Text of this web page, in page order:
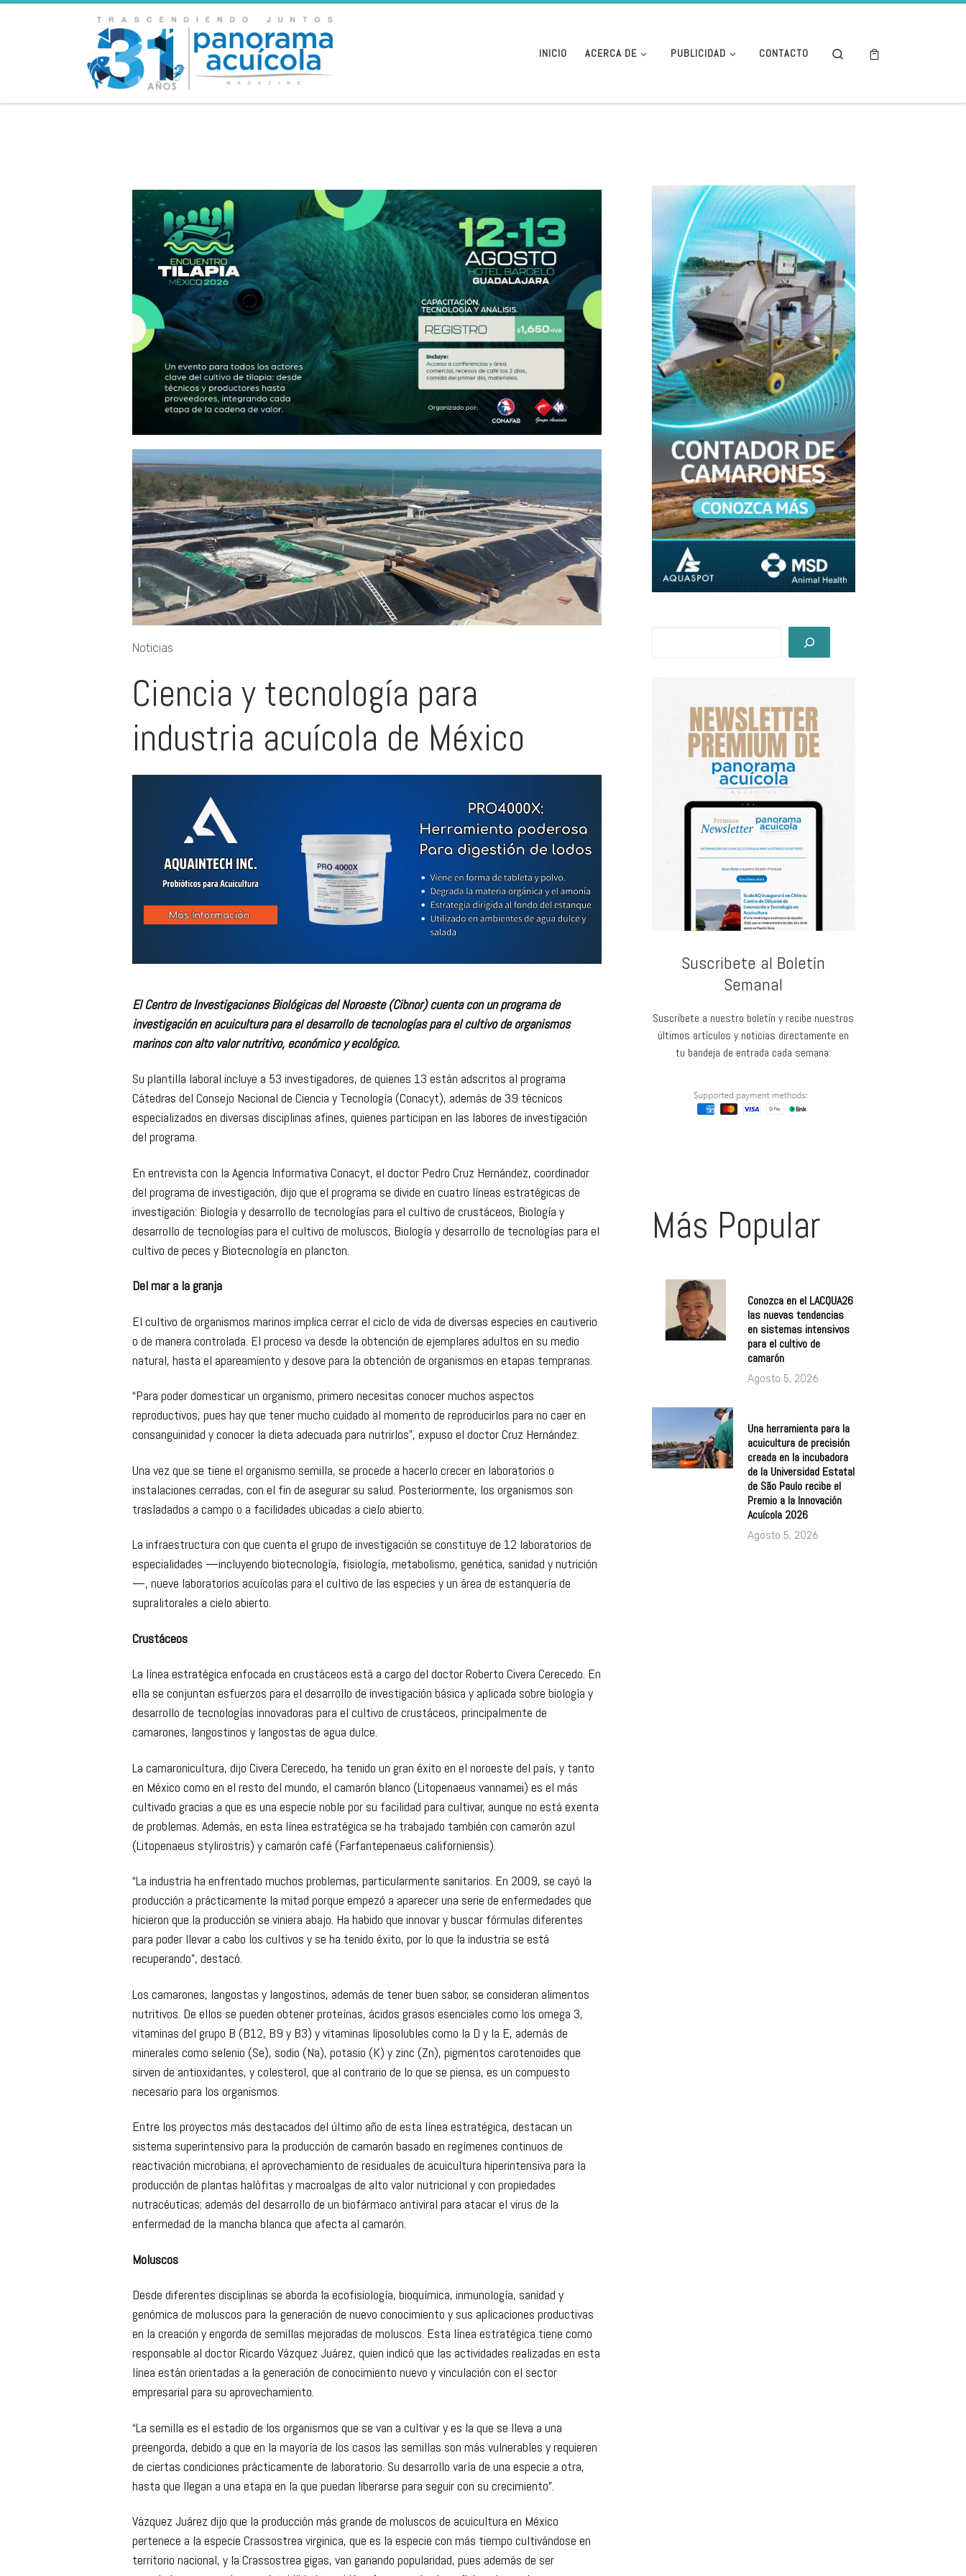
INICIO ACERCA DE PUBLICIDAD CONTACTO Search
Ciencia y tecnología para
industria acuícola de México
El Centro de Investigaciones Biológicas del Noroeste (Cibnor) cuenta con un programa de
marinos con alto valor nutritivo, económico y ecológico.
Su plantilla laboral incluye a 53 investigadores, de quienes 13 están adscritos al programa
Cátedras del Consejo Nacional de Ciencia y Tecnología (Conacyt), además de 39 técnicos
del programa.
En entrevista con la Agencia Informativa Conacyt, el doctor Pedro Cruz Hernández, coordinador
del programa de investigación, dijo que el programa se divide en cuatro líneas estratégicas de
investigación: Biología y desarrollo de tecnologías para el cultivo de crustáceos, Biología y
cultivo de peces y Biotecnología en plancton.
Del mar a la granja
El cultivo de organismos marinos implica cerrar el ciclo de vida de diversas especies en cautiverio
natural, hasta el apareamiento y desove para la obtención de organismos en etapas tempranas.
“Para poder domesticar un organismo, primero necesitas conocer muchos aspectos
consanguinidad y conocer la dieta adecuada para nutrirlos”, expuso el doctor Cruz Hernández.
Una vez que se tiene el organismo semilla, se procede a hacerlo crecer en laboratorios o
trasladados a campo o a facilidades ubicadas a cielo abierto.
La infraestructura con que cuenta el grupo de investigación se constituye de 12 laboratorios de
especialidades —incluyendo biotecnología, fisiología, metabolismo, genética, sanidad y nutrición
supralitorales a cielo abierto.
Crustáceos
La línea estratégica enfocada en crustáceos está a cargo del doctor Roberto Civera Cerecedo. En
ella se conjuntan esfuerzos para el desarrollo de investigación básica y aplicada sobre biología y
camarones, langostinos y langostas de agua dulce.
La camaronicultura, dijo Civera Cerecedo, ha tenido un gran éxito en el noroeste del país, y tanto
en México como en el resto del mundo, el camarón blanco (Litopenaeus vannamei) es el más
cultivado gracias a que es una especie noble por su facilidad para cultivar, aunque no está exenta
(Litopenaeus stylirostris) y camarón café (Farfantepenaeus californiensis).
“La industria ha enfrentado muchos problemas, particularmente sanitarios. En 2009, se cayó la
producción a prácticamente la mitad porque empezó a aparecer una serie de enfermedades que
hicieron que la producción se viniera abajo. Ha habido que innovar y buscar fórmulas diferentes
recuperando”, destacó.
Los camarones, langostas y langostinos, además de tener buen sabor, se consideran alimentos
nutritivos. De ellos se pueden obtener proteínas, ácidos grasos esenciales como los omega 3,
vitaminas del grupo B (B12, B9 y B3) y vitaminas liposolubles como la D y la E, además de
minerales como selenio (Se), sodio (Na), potasio (K) y zinc (Zn), pigmentos carotenoides que
necesario para los organismos.
Entre los proyectos más destacados del último año de esta línea estratégica, destacan un
sistema superintensivo para la producción de camarón basado en regímenes continuos de
reactivación microbiana; el aprovechamiento de residuales de acuicultura hiperintensiva para la
producción de plantas halófitas y macroalgas de alto valor nutricional y con propiedades
enfermedad de la mancha blanca que afecta al camarón.
Moluscos
Desde diferentes disciplinas se aborda la ecofisiología, bioquímica, inmunología, sanidad y
genómica de moluscos para la generación de nuevo conocimiento y sus aplicaciones productivas
en la creación y engorda de semillas mejoradas de moluscos. Esta línea estratégica tiene como
responsable al doctor Ricardo Vázquez Juárez, quien indicó que las actividades realizadas en esta
empresarial para su aprovechamiento.
“La semilla es el estadio de los organismos que se van a cultivar y es la que se lleva a una
preengorda, debido a que en la mayoría de los casos las semillas son más vulnerables y requieren
hasta que llegan a una etapa en la que puedan liberarse para seguir con su crecimiento”.
Vázquez Juárez dijo que la producción más grande de moluscos de acuicultura en México
Suscribete al Boletín
Semanal
Suscríbete a nuestro boletín y recibe nuestros
últimos artículos y noticias directamente en
tu bandeja de entrada cada semana:
Más Popular
Conozca en el LACQUA26
las nuevas tendencias
en sistemas intensivos
para el cultivo de
camarón
Agosto 5, 2026
Una herramienta para la
acuicultura de precisión
creada en la incubadora
de la Universidad Estatal
de São Paulo recibe el
Premio a la Innovación
Acuícola 2026
Agosto 5, 2026